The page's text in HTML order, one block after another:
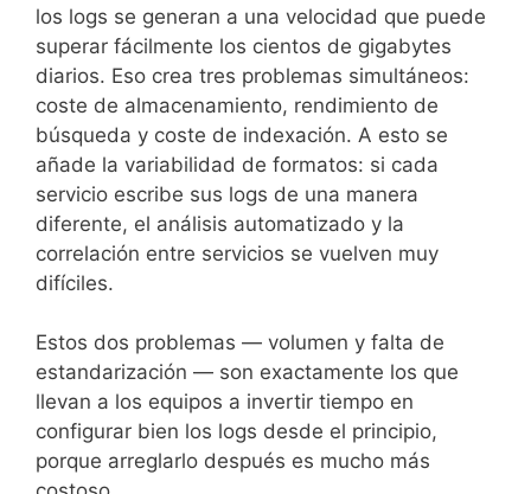
los logs se generan a una velocidad que puede
superar fácilmente los cientos de gigabytes
diarios. Eso crea tres problemas simultáneos:
coste de almacenamiento, rendimiento de
búsqueda y coste de indexación. A esto se
añade la variabilidad de formatos: si cada
servicio escribe sus logs de una manera
diferente, el análisis automatizado y la
correlación entre servicios se vuelven muy
difíciles.
Estos dos problemas — volumen y falta de
estandarización — son exactamente los que
llevan a los equipos a invertir tiempo en
configurar bien los logs desde el principio,
porque arreglarlo después es mucho más